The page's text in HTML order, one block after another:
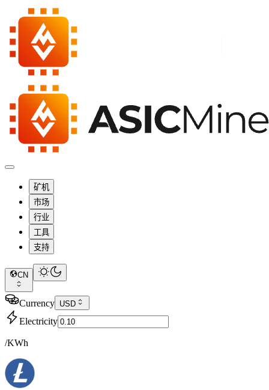
矿机
市场
行业
工具
支持
CN
Currency USD
Electricity
/KWh